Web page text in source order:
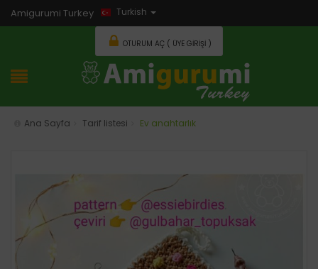
Amigurumi Turkey Turkish
OTURUM AÇ ( ÜYE GIRIŞI )
Ana Sayfa Tarif listesi Ev anahtarlık